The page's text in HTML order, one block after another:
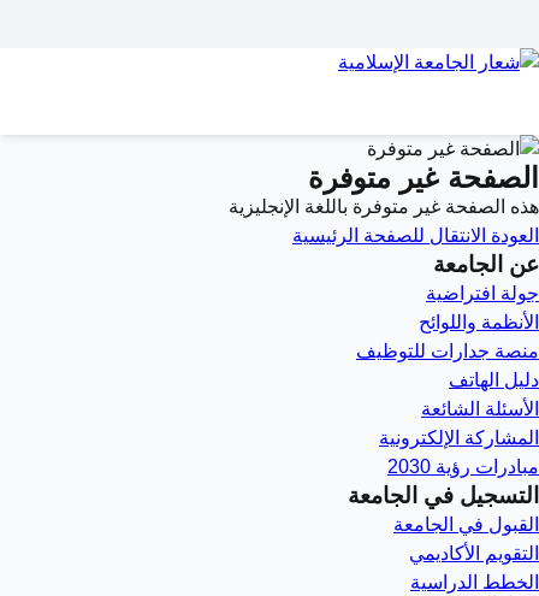
الصفحة غير متوفرة
هذه الصفحة غير متوفرة باللغة الإنجليزية
العودة الانتقال للصفحة الرئيسية
عن الجامعة
جولة افتراضية
الأنظمة واللوائح
منصة جدارات للتوظيف
دليل الهاتف
الأسئلة الشائعة
المشاركة الإلكترونية
مبادرات رؤية 2030
التسجيل في الجامعة
القبول في الجامعة
التقويم الأكاديمي
الخطط الدراسية